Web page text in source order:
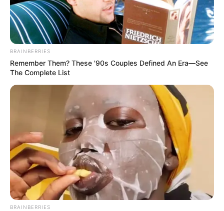
BRAINBERRIES
Remember Them? These '90s Couples Defined An Era—See
The Complete List
BRAINBERRIES